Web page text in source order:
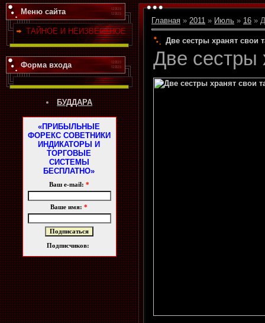
Меню сайта
ТАЙНОЕ И НЕИЗВЕСТНОЕ
Форма входа
БУДДАРА
«ПРИБЫЛЬНЫЕ
ФОРЕКС СОВЕТНИКИ
ИНДИКАТОРЫ И
ТОРГОВЫЕ
СИСТЕМЫ
БЕСПЛАТНО»
Ваш e-mail: *
Ваше имя:*
Подписчиков:
Главная » 2011 » Июль » 16 »
Две сестры хранят свои
Две сестры